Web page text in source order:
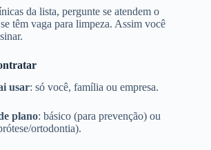
da lista, pergunte se atendem o
têm vaga para limpeza. Assim você
usar: só você, família ou empresa.
plano: básico (para prevenção) ou
ortodontia).